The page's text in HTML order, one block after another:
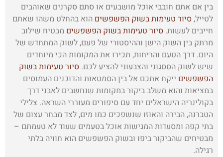
בין אם אתם חובבי אוכל מושבעים או סתם סקרנים שאוהבים
לטייל, סיור טעימות בשוק הפשפשים הוא בהחלט משהו שאתם
חייבים לעשות. סיור טעימות בשוק הפשפשים מבטיח שילוב
מרתק בין השוק הישן וההיסטורי של פעם, לשוק המתחדש של
היום. דרך הטעם והריחות, תכירו את המקומות הכי מיוחדים
שיש לשוק הססגוני והצבעוני להציע לכם. סיור טעימות בשוק
הפשפשים ייקח אתכם אל בין הסמטאות והדוכנים העמוסים
במציאות והוא משלב ביקור במקומות שנחשבים לאבני דרך
בקולינריה הישראלים יחד עם סיפורים מעוררי השראה. צלילי
הטברנה, הבירה והאוזו שנשפכים כמו מים, לצד מבחר עצום של
בתי קפה ומסעדות המגישות אוכל בטעמים שעוד לא טעמתם –
מבטיחים שהביקור ביפו ובשוק הפשפשים הוא חוויה בלתי
רגילה.